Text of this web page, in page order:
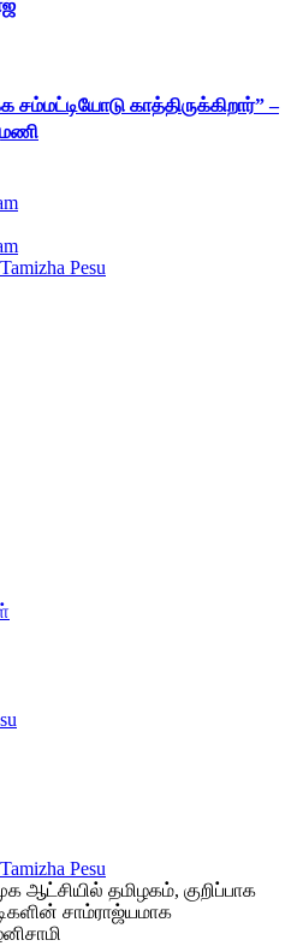
காத்திருக்கிறார்” –
ஆட்சியில் தமிழகம், குறிப்பாக
சாம்ராஜ்யமாக